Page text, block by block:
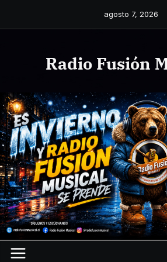
agosto 7, 2026
Radio Fusión